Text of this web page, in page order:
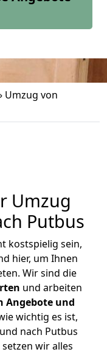
Umzug von
Umzug
Putbus
kostspielig sein,
hier, um Ihnen
Wir sind die
und arbeiten
Angebote und
wichtig es ist,
nach Putbus
wir alles